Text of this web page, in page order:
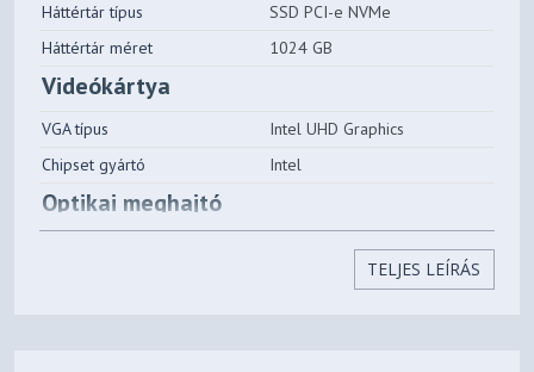
Háttértár típus
SSD PCI-e NVMe
Háttértár méret
1024 GB
Videókártya
VGA típus
Intel UHD Graphics
Chipset gyártó
Intel
Optikai meghajtó
TELJES LEÍRÁS